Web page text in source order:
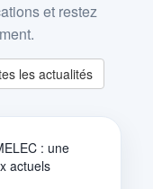
et restez
les actualités